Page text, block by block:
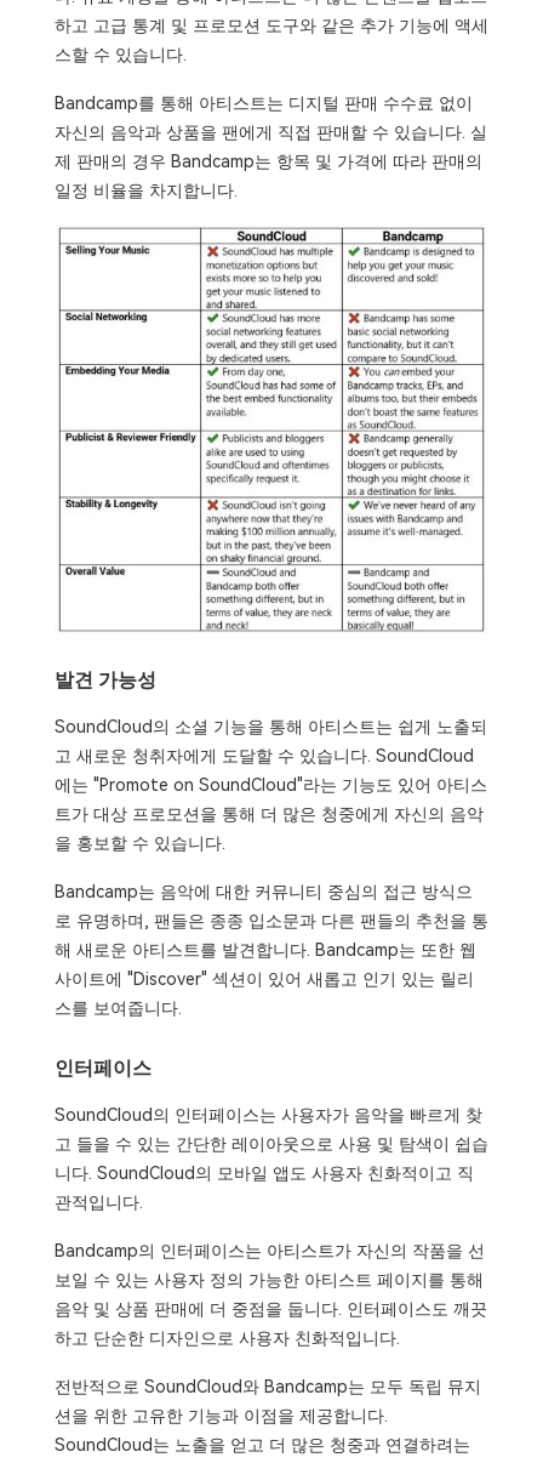
하고 고급 통계 및 프로모션 도구와 같은 추가 기능에 액세
스할 수 있습니다.
Bandcamp를 통해 아티스트는 디지털 판매 수수료 없이
자신의 음악과 상품을 팬에게 직접 판매할 수 있습니다. 실
제 판매의 경우 Bandcamp는 항목 및 가격에 따라 판매의
일정 비율을 차지합니다.
발견 가능성
SoundCloud의 소셜 기능을 통해 아티스트는 쉽게 노출되
고 새로운 청취자에게 도달할 수 있습니다. SoundCloud
에는 "Promote on SoundCloud"라는 기능도 있어 아티스
트가 대상 프로모션을 통해 더 많은 청중에게 자신의 음악
을 홍보할 수 있습니다.
Bandcamp는 음악에 대한 커뮤니티 중심의 접근 방식으
로 유명하며, 팬들은 종종 입소문과 다른 팬들의 추천을 통
해 새로운 아티스트를 발견합니다. Bandcamp는 또한 웹
사이트에 "Discover" 섹션이 있어 새롭고 인기 있는 릴리
스를 보여줍니다.
인터페이스
SoundCloud의 인터페이스는 사용자가 음악을 빠르게 찾
고 들을 수 있는 간단한 레이아웃으로 사용 및 탐색이 쉽습
니다. SoundCloud의 모바일 앱도 사용자 친화적이고 직
관적입니다.
Bandcamp의 인터페이스는 아티스트가 자신의 작품을 선
보일 수 있는 사용자 정의 가능한 아티스트 페이지를 통해
음악 및 상품 판매에 더 중점을 둡니다. 인터페이스도 깨끗
하고 단순한 디자인으로 사용자 친화적입니다.
전반적으로 SoundCloud와 Bandcamp는 모두 독립 뮤지
션을 위한 고유한 기능과 이점을 제공합니다.
SoundCloud는 노출을 얻고 더 많은 청중과 연결하려는